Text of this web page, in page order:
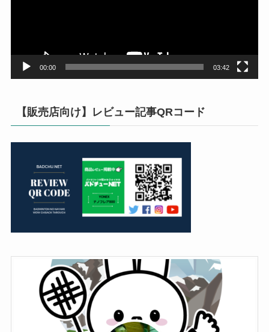
00:00 03:42
【販売店向け】レビュー記事QRコード